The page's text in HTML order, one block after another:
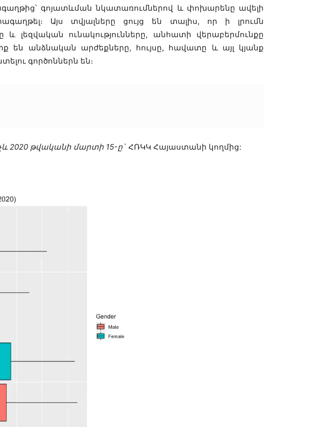
գոյատևման նկատառումներով և փոխարենը ավելի
Այս տվյալները ցույց են տալիս, որ ի լրումն
լեզվական ունակությունները, անհատի վերաբերմունքը
են անձնական արժեքները, հույսը, հավատը և այլ կյանք
գործոններն են։
2020 թվականի մարտի 15-ը` ՀՌԿԿ Հայաստանի կողմից: